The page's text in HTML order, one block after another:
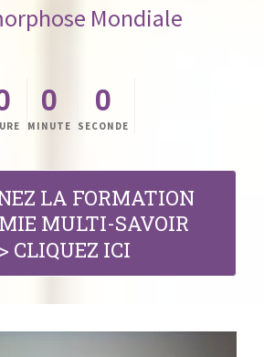
Mondiale
0
MINUTE
0
SECONDE
LA FORMATION
MULTI-SAVOIR
CLIQUEZ ICI